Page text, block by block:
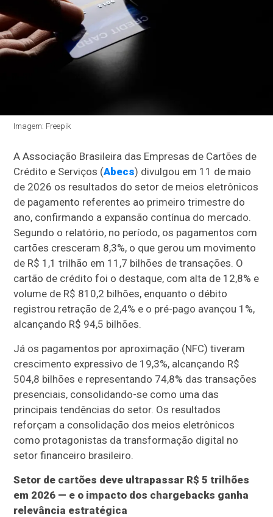
Imagem: Freepik
A Associação Brasileira das Empresas de Cartões de
Crédito e Serviços (Abecs) divulgou em 11 de maio
de 2026 os resultados do setor de meios eletrônicos
de pagamento referentes ao primeiro trimestre do
ano, confirmando a expansão contínua do mercado.
Segundo o relatório, no período, os pagamentos com
cartões cresceram 8,3%, o que gerou um movimento
de R$ 1,1 trilhão em 11,7 bilhões de transações. O
cartão de crédito foi o destaque, com alta de 12,8% e
volume de R$ 810,2 bilhões, enquanto o débito
registrou retração de 2,4% e o pré-pago avançou 1%,
alcançando R$ 94,5 bilhões.
Já os pagamentos por aproximação (NFC) tiveram
crescimento expressivo de 19,3%, alcançando R$
504,8 bilhões e representando 74,8% das transações
presenciais, consolidando-se como uma das
principais tendências do setor. Os resultados
reforçam a consolidação dos meios eletrônicos
como protagonistas da transformação digital no
setor financeiro brasileiro.
Setor de cartões deve ultrapassar R$ 5 trilhões
em 2026 — e o impacto dos chargebacks ganha
relevância estratégica